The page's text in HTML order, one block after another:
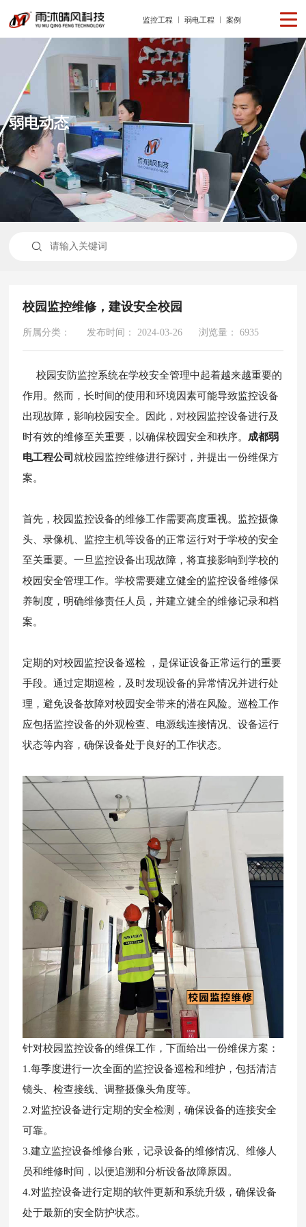
监控工程 弱电工程 案例
弱电动态

校园监控维修，建设安全校园
所属分类： 发布时间： 2024-03-26 浏览量： 6935
校园安防监控系统在学校安全管理中起着越来越重要的
作用。然而，长时间的使用和环境因素可能导致监控设备
出现故障，影响校园安全。因此，对校园监控设备进行及
时有效的维修至关重要，以确保校园安全和秩序。 成都弱
电工程公司就校园监控维修进行探讨，并提出一份维保方
案。
首先，校园监控设备的维修工作需要高度重视。监控摄像
头、录像机、监控主机等设备的正常运行对于学校的安全
至关重要。一旦监控设备出现故障，将直接影响到学校的
校园安全管理工作。学校需要建立健全的监控设备维修保
养制度，明确维修责任人员，并建立健全的维修记录和档
案。
定期的对校园监控设备巡检 ，是保证设备正常运行的重要
手段。通过定期巡检，及时发现设备的异常情况并进行处
理，避免设备故障对校园安全带来的潜在风险。巡检工作
应包括监控设备的外观检查、电源线连接情况、设备运行
状态等内容，确保设备处于良好的工作状态。
针对校园监控设备的维保工作，下面给出一份维保方案：
1.每季度进行一次全面的监控设备巡检和维护，包括清洁
镜头、检查接线、调整摄像头角度等。
2.对监控设备进行定期的安全检测，确保设备的连接安全
可靠。
3.建立监控设备维修台账，记录设备的维修情况、维修人
员和维修时间，以便追溯和分析设备故障原因。
4.对监控设备进行定期的软件更新和系统升级，确保设备
处于最新的安全防护状态。